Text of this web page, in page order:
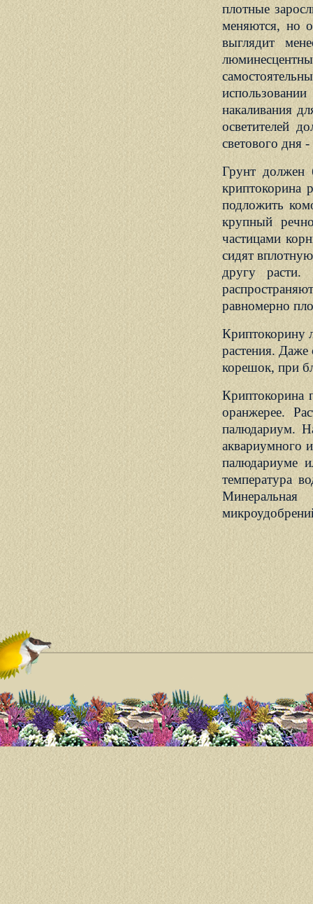
плотные
меняются, но
выглядит
накаливания
осветителей
светового дня
Грунт должен
криптокорина
подложить
крупный
частицами
сидят
другу
равномерно
Криптокорину
растения.
корешок, при
Криптокорина
оранжерее.
палюдариум.
аквариумного
палюдариуме
температура